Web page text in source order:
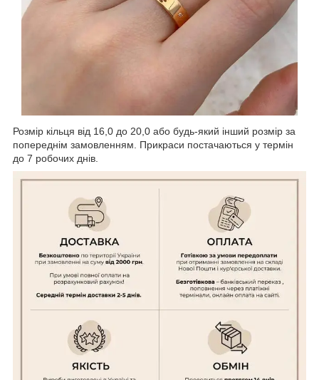
Розмір кільця від 16,0 до 20,0 або будь-який інший розмір за
попереднім замовленням. Прикраси постачаються у термін
до 7 робочих днів.